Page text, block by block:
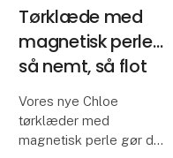
Tørklæde med
magnetisk perle…
så nemt, så flot
Vores nye Chloe
tørklæder med
magnetisk perle gør det